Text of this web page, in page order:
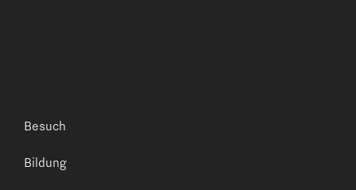
Besuch
Bildung